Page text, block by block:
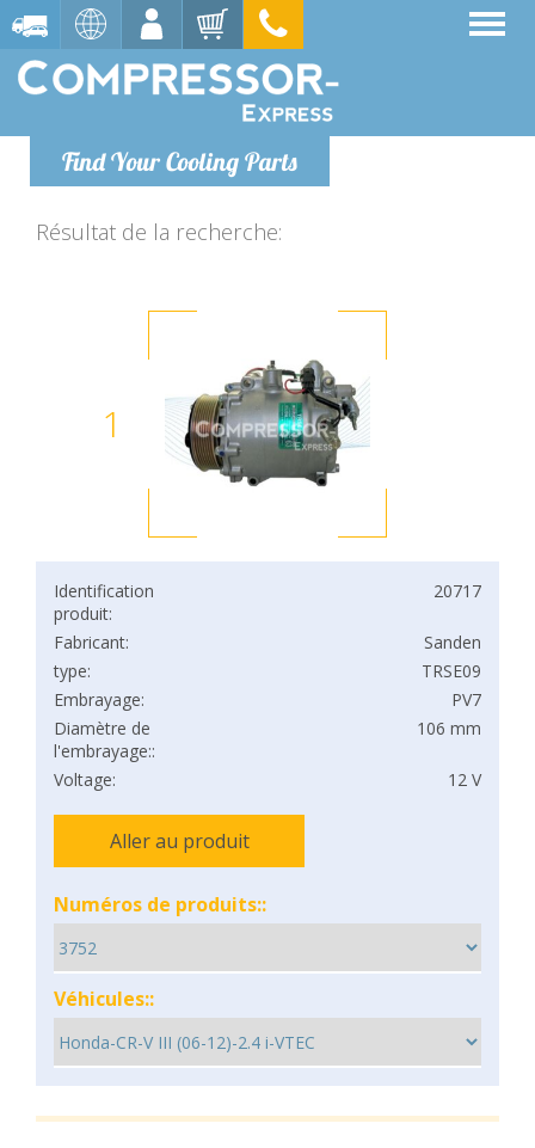
Find Your Cooling Parts
Résultat de la recherche:
1
Identification
produit:
20717
Fabricant:
Sanden
type:
TRSE09
Embrayage:
PV7
Diamètre de
l'embrayage::
106 mm
Voltage: 12 V
Aller au produit
Numéros de produits::
Véhicules::